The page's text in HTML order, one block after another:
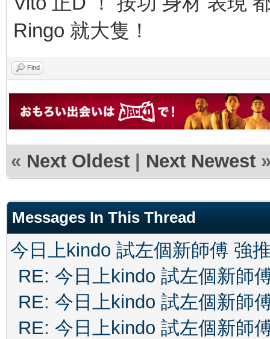
Ringo 就大隻！
Find
« Next Oldest | Next Newest
Messages In This Thread
今日上kindo 試左個新師傅 強
RE: 今日上kindo 試左個新師
RE: 今日上kindo 試左個新師
RE: 今日上kindo 試左個新師